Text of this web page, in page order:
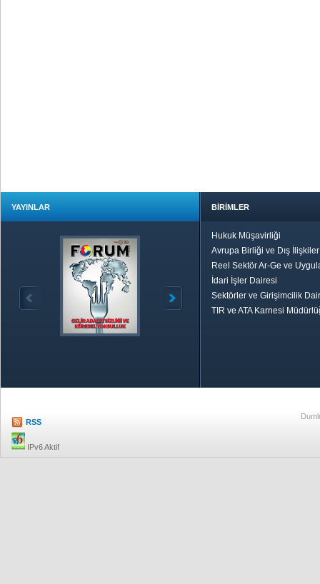
YAYINLAR BİRİMLER
Hukuk Müşavirliği
Avrupa Birliği ve Dış
Reel Sektör Ar-Ge ve
İdari İşler Dairesi
Sektörler ve Girişimcilik
TIR ve ATA Karnesi
RSS
IPv6 Aktif